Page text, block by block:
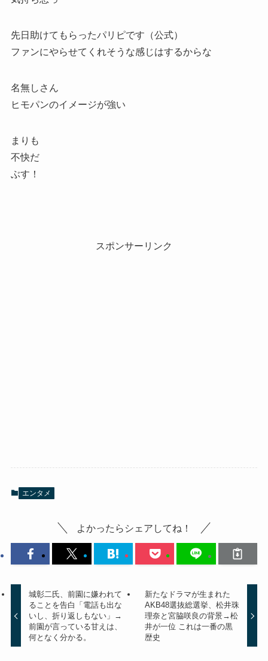
先日助けてもらったパリピです（公式）
ファンにやらせてくれそうな感じはするからな
名無しさん
ヒモパンのイメージが強い
まりも
不快だ
ぶす！
スポンサーリンク
エンタメ
よかったらシェアしてね！
城彰二氏、前園に嫌われて
ることを告白「電話も出な
いし、折り返しもない」→
前園が言っている甘えは、
何となく分かる。
新たなドラマが生まれた
AKB48選抜総選挙、松井珠
理奈と宮脇咲良の背景→松
井が一位 これは一番の黒
歴史